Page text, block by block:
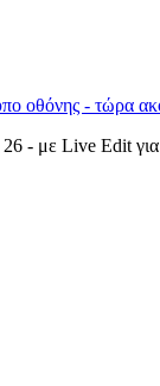
οθόνης - τώρα
- με Live Edit για